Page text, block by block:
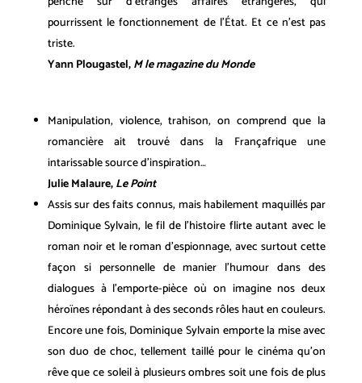
pourrissent le fonctionnement de l’État. Et ce n’est pas
triste.
Yann Plougastel,M le magazine du Monde
Manipulation, violence, trahison, on comprend que la
romancière ait trouvé dans la Françafrique une
intarissable source d’inspiration…
Julie Malaure,Le Point
Assis sur des faits connus, mais habilement maquillés par
Dominique Sylvain, le fil de l’histoire flirte autant avec le
roman noir et le roman d’espionnage, avec surtout cette
façon si personnelle de manier l’humour dans des
dialogues à l’emporte-pièce où on imagine nos deux
héroïnes répondant à des seconds rôles haut en couleurs.
Encore une fois, Dominique Sylvain emporte la mise avec
son duo de choc, tellement taillé pour le cinéma qu’on
rêve que ce soleil à plusieurs ombres soit une fois de plus